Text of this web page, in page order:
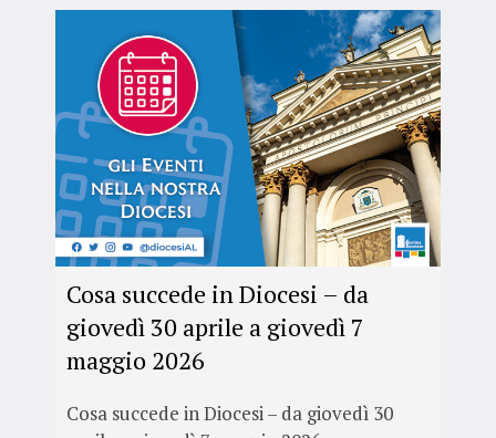
Cosa succede in Diocesi – da
giovedì 30 aprile a giovedì 7
maggio 2026
Cosa succede in Diocesi – da giovedì 30